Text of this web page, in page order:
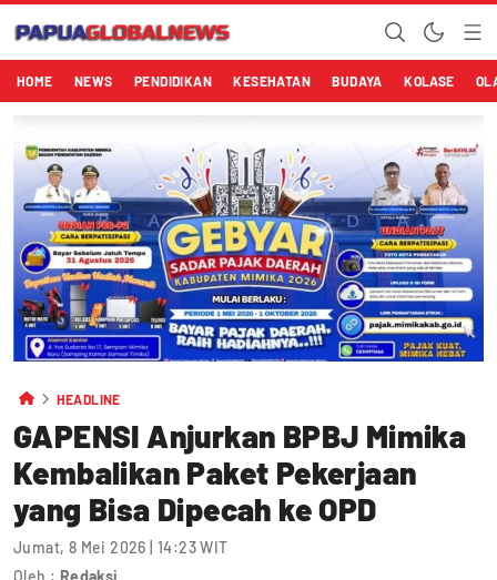
HOME NEWS PENDIDIKAN KESEHATAN BUDAYA KOLASE
HEADLINE
GAPENSI Anjurkan BPBJ Mimika
Kembalikan Paket Pekerjaan
yang Bisa Dipecah ke OPD
Jumat, 8 Mei 2026 | 14:23 WIT